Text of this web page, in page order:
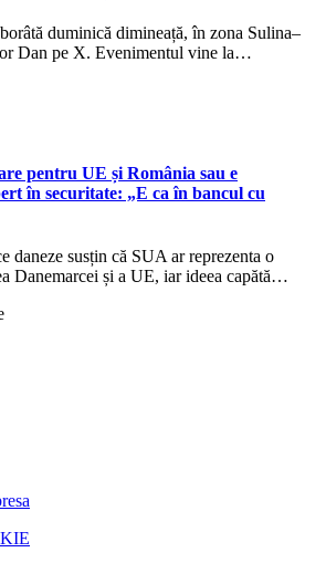
duminică dimineață, în zona Sulina–
Dan pe X. Evenimentul vine la…
pentru UE și România sau e
în securitate: „E ca în bancul cu
daneze susțin că SUA ar reprezenta o
Danemarcei și a UE, iar ideea capătă…